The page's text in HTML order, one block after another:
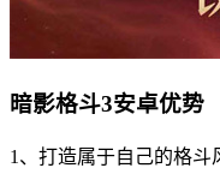
暗影格斗3安卓优势
1、打造属于自己的格斗